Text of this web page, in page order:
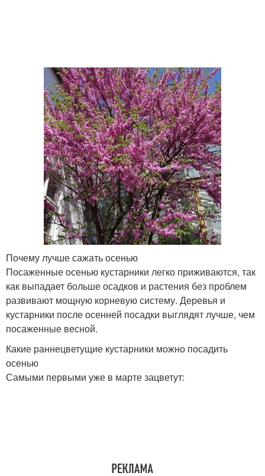
Почему лучше сажать осенью
Посаженные осенью кустарники легко приживаются, так
как выпадает больше осадков и растения без проблем
развивают мощную корневую систему. Деревья и
кустарники после осенней посадки выглядят лучше, чем
посаженные весной.
Какие раннецветущие кустарники можно посадить
осенью
Самыми первыми уже в марте зацветут: